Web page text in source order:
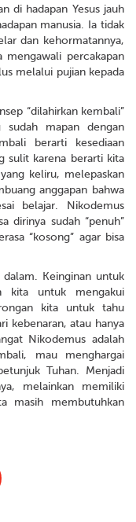
di hadapan Yesus jauh
manusia. Ia tidak
dan kehormatannya,
percakapan
melalui pujian kepada
“dilahirkan kembali”
mapan dengan
berarti kesediaan
sulit karena berarti kita
keliru, melepaskan
anggapan bahwa
belajar. Nikodemus
dirinya sudah “penuh”
“kosong” agar bisa
dalam. Keinginan untuk
kita untuk mengakui
kita untuk tahu
kebenaran, atau hanya
Nikodemus adalah
mau menghargai
Tuhan. Menjadi
melainkan memiliki
masih membutuhkan